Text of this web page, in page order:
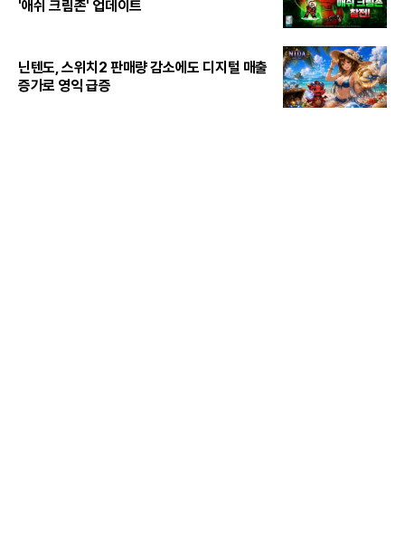
'애쉬 크림존' 업데이트
닌텐도, 스위치2 판매량 감소에도 디지털 매출
증가로 영익 급증